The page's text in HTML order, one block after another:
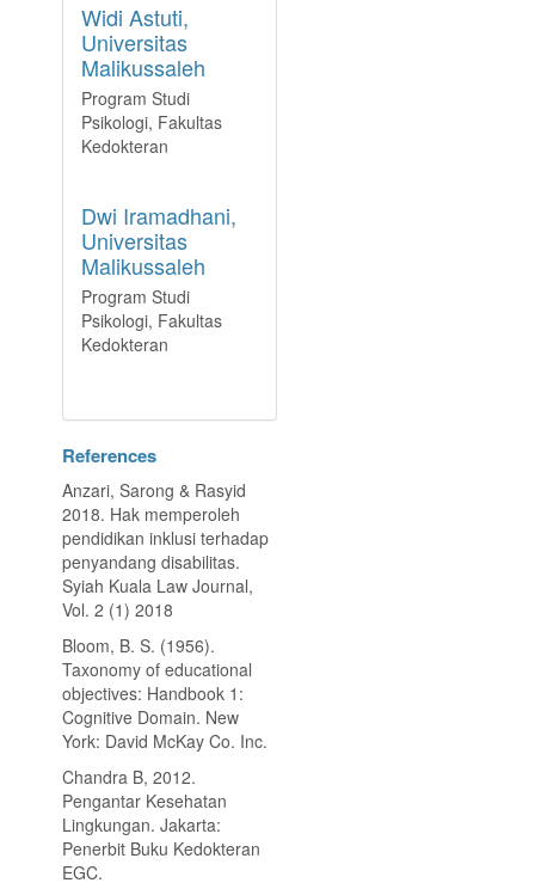
Widi Astuti,
Universitas
Malikussaleh
Program Studi
Psikologi, Fakultas
Kedokteran
Dwi Iramadhani,
Universitas
Malikussaleh
Program Studi
Psikologi, Fakultas
Kedokteran
References
Anzari, Sarong & Rasyid
2018. Hak memperoleh
pendidikan inklusi terhadap
penyandang disabilitas.
Syiah Kuala Law Journal,
Vol. 2 (1) 2018
Bloom, B. S. (1956).
Taxonomy of educational
objectives: Handbook 1:
Cognitive Domain. New
York: David McKay Co. Inc.
Chandra B, 2012.
Pengantar Kesehatan
Lingkungan. Jakarta:
Penerbit Buku Kedokteran
EGC.